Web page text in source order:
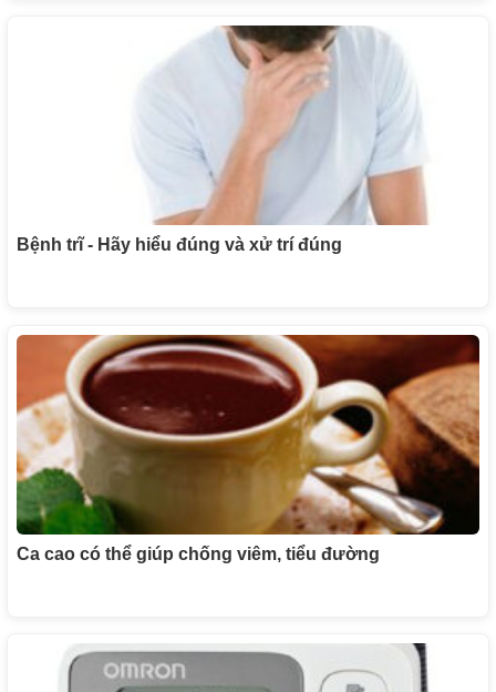
Bệnh trĩ - Hãy hiểu đúng và xử trí đúng
Ca cao có thể giúp chống viêm, tiểu đường